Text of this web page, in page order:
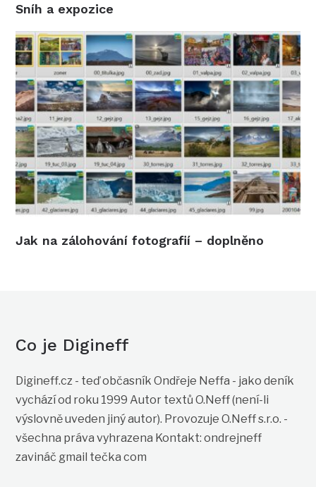
Sníh a expozice
Jak na zálohování fotografií – doplněno
Co je Digineff
Digineff.cz - teď občasník Ondřeje Neffa - jako deník
vychází od roku 1999 Autor textů O.Neff (není-li
výslovně uveden jiný autor). Provozuje O.Neff s.r.o. -
všechna práva vyhrazena Kontakt: ondrejneff
zavináč gmail tečka com